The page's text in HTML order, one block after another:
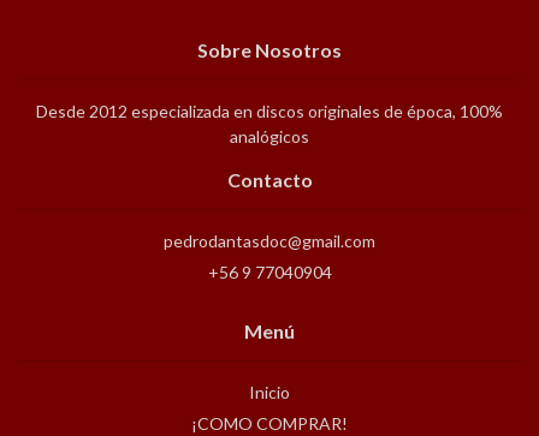
Sobre Nosotros
Desde 2012 especializada en discos originales de época, 100%
analógicos
Contacto
pedrodantasdoc@gmail.com
+56 9 77040904
Menú
Inicio
¡COMO COMPRAR!